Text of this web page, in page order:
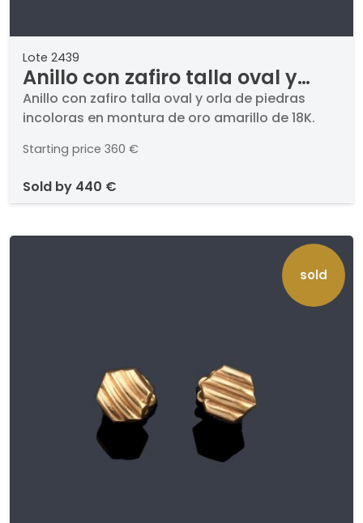
Lote 2439
Anillo con zafiro talla oval y
orla de piedras incoloras en
montura de oro amarillo de 18K.
Anillo con zafiro talla oval y orla de piedras
incoloras en montura de oro amarillo de 18K.
Starting price 360 €
sold by 440 €
sold